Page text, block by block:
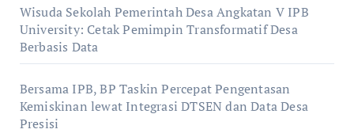
Wisuda Sekolah Pemerintah Desa Angkatan V IPB
University: Cetak Pemimpin Transformatif Desa
Berbasis Data
Bersama IPB, BP Taskin Percepat Pengentasan
Kemiskinan lewat Integrasi DTSEN dan Data Desa
Presisi